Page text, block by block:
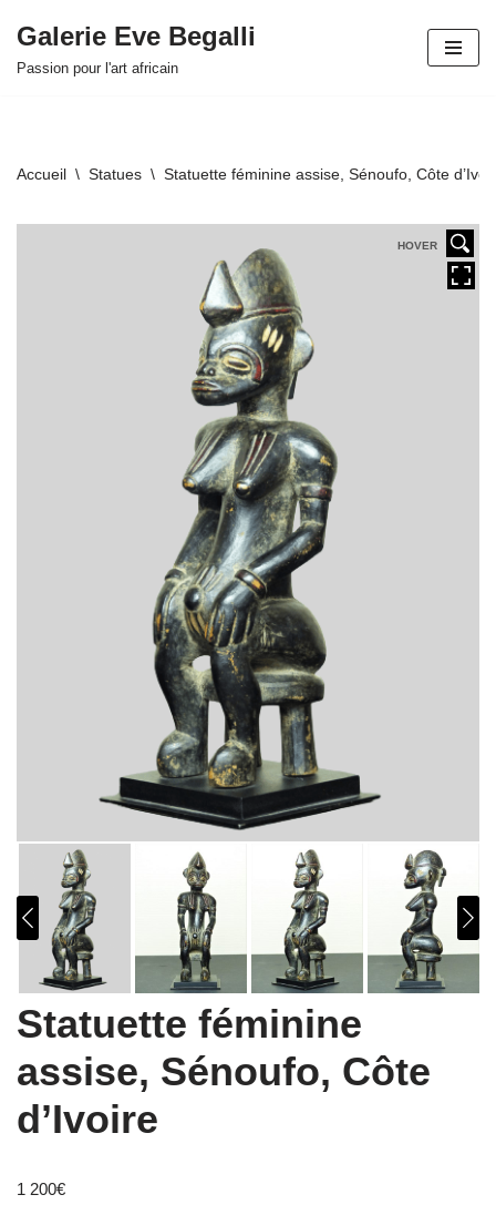
Aller
Galerie Eve Begalli
Passion pour l'art africain
Accueil \ Statues \ Statuette féminine assise, Sénoufo, Côte
HOVER
Statuette féminine
assise, Sénoufo, Côte
d’Ivoire
1 200€